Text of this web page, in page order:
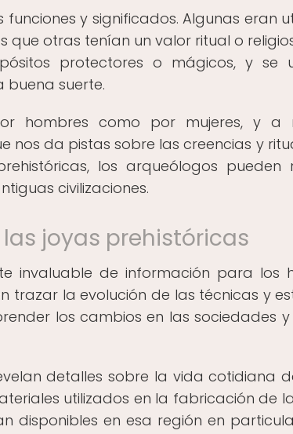
y significados. Algunas eran
que otras tenían un valor ritual o
protectores o mágicos, y se
suerte.
hombres como por mujeres, y a
nos da pistas sobre las creencias y
los arqueólogos pueden
civilizaciones.
joyas prehistóricas
invaluable de información para los
trazar la evolución de las técnicas y
los cambios en las sociedades y
detalles sobre la vida cotidiana
utilizados en la fabricación de
disponibles en esa región en